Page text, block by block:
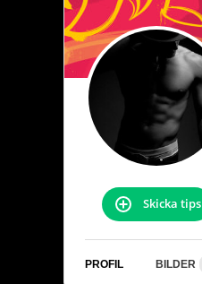
Skicka tips
PROFIL BILDER